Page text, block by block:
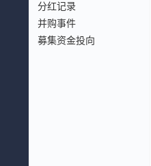
分红记录
并购事件
募集资金投向